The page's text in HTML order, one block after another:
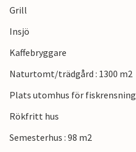
Grill
Insjö
Kaffebryggare
Naturtomt/trädgård : 1300 m2
Plats utomhus för fiskrensning
Rökfritt hus
Semesterhus : 98 m2